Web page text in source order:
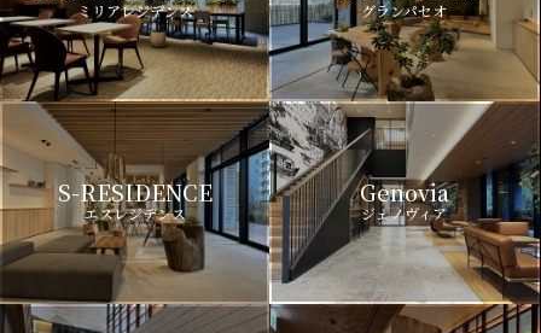
ミリアレジデンス グランパセオ
S-RESIDENCE
エスレジデンス
Genovia
ジェノヴィア